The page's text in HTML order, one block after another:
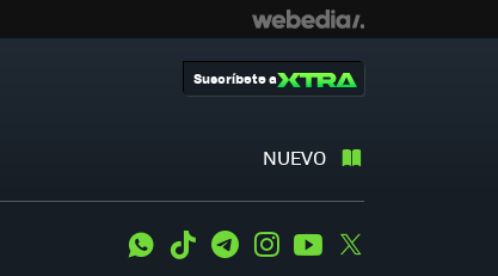
NUEVO
Suscríbete a
WhatsApp
Tiktok TelegramInstagramYoutube